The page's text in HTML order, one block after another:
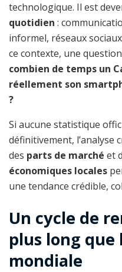
technologique. Il est
quotidien :
informel, réseaux
ce contexte, une
combien de temps un
réellement son
?
Si aucune statistique
définitivement, l’analyse
des parts de marché et
économiques locales
une tendance crédible,
Un cycle de
plus long que
mondiale